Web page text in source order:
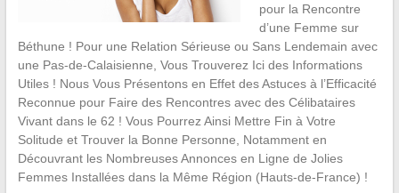
pour la Rencontre
d’une Femme sur
Béthune ! Pour une Relation Sérieuse ou Sans Lendemain avec
une Pas-de-Calaisienne, Vous Trouverez Ici des Informations
Utiles ! Nous Vous Présentons en Effet des Astuces à l’Efficacité
Reconnue pour Faire des Rencontres avec des Célibataires
Vivant dans le 62 ! Vous Pourrez Ainsi Mettre Fin à Votre
Solitude et Trouver la Bonne Personne, Notamment en
Découvrant les Nombreuses Annonces en Ligne de Jolies
Femmes Installées dans la Même Région (Hauts-de-France) !